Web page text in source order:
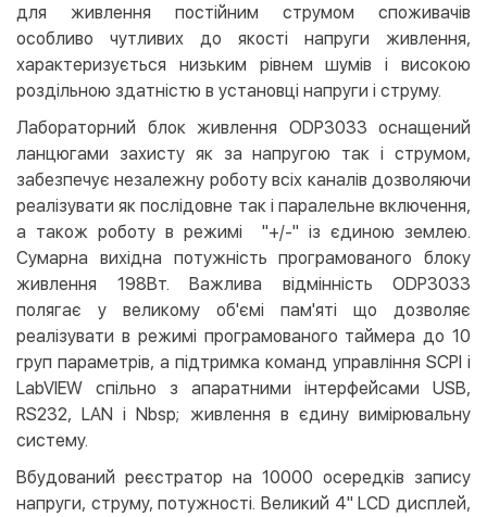
Кредит
Миттєва розстрочка (Приватбанк)
Оплата частинами (Приватбанк)
Покупка частинами (Монобанк)
для живлення постійним струмом споживачів
особливо чутливих до якості напруги живлення,
характеризується низьким рівнем шумів і високою
роздільною здатністю в установці напруги і струму.
Лабораторний блок живлення ODP3033 оснащений
ланцюгами захисту як за напругою так і струмом,
забезпечує незалежну роботу всіх каналів дозволяючи
реалізувати як послідовне так і паралельне включення,
а також роботу в режимі "+/-" із єдиною землею.
Сумарна вихідна потужність програмованого блоку
живлення 198Вт. Важлива відмінність ODP3033
полягає у великому об'ємі пам'яті що дозволяє
реалізувати в режимі програмованого таймера до 10
груп параметрів, а підтримка команд управління SCPI і
LabVIEW спільно з апаратними інтерфейсами USB,
RS232, LAN і Nbsp; живлення в єдину вимірювальну
систему.
Вбудований реєстратор на 10000 осередків запису
напруги, струму, потужності. Великий 4'' LCD дисплей,